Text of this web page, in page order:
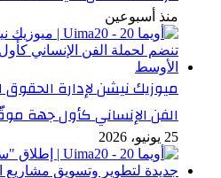
منذ أسبوعين
ميوزيك نيشن لإدارة
الفن الإنساني كأول جهة
25 يونيو، 2026